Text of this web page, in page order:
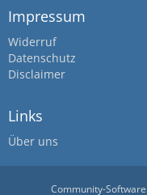
Impressum
Widerruf
Datenschutz
Disclaimer
Links
Über uns
Community-